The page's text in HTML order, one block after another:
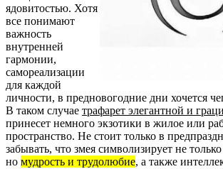
ядовитостью. Хотя
все понимают
важность
внутренней
гармонии,
самореализации
для каждой
личности, в предновогодние дни хочется
В таком случае трафарет элегантной и
принесет немного экзотики в жилое или
пространство. Не стоит только в
забывать, что змея символизирует не
но мудрость и трудолюбие, а также